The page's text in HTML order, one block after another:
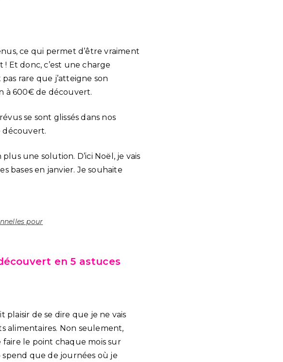
ce qui permet d’être vraiment
Et donc, c’est une charge
rare que j’atteigne son
à 600€ de découvert.
se sont glissés dans nos
découvert.
une solution. D’ici Noël, je vais
bases en janvier. Je souhaite
pour
en 5 astuces
plaisir de se dire que je ne vais
alimentaires. Non seulement,
faire le point chaque mois sur
spend que de journées où je